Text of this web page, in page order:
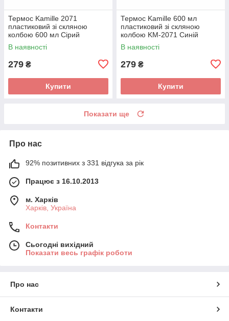
Термос Kamille 2071
пластиковий зі скляною
колбою 600 мл Сірий
В наявності
279 ₴
Купити
Термос Kamille 600 мл
пластиковий зі скляною
колбою KM-2071 Синій
В наявності
279 ₴
Купити
Показати ще
Про нас
92% позитивних з 331 відгука за рік
Працює з 16.10.2013
м. Харків
Харків, Україна
Контакти
Сьогодні вихідний
Показати весь графік роботи
Про нас
Контакти